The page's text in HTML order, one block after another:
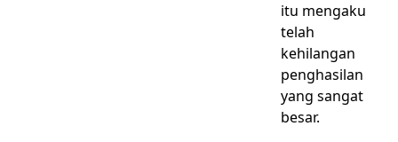
itu mengaku
telah
kehilangan
penghasilan
yang sangat
besar.